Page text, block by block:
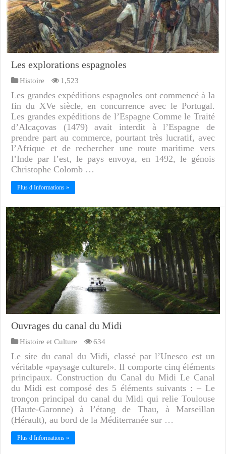
Les explorations espagnoles
Histoire 1,523
Les grandes expéditions espagnoles ont commencé à la
fin du XVe siècle, en concurrence avec le Portugal.
Les grandes expéditions de l’Espagne Comme le Traité
d’Alcaçovas (1479) avait interdit à l’Espagne de
prendre part au commerce, pourtant très lucratif, avec
l’Afrique et de rechercher une route maritime vers
l’Inde par l’est, le pays envoya, en 1492, le génois
Christophe Colomb …
Plus d Informations »
Ouvrages du canal du Midi
Histoire et Culture 634
Le site du canal du Midi, classé par l’Unesco est un
véritable «paysage culturel». Il comporte cinq éléments
principaux. Construction du Canal du Midi Le Canal
du Midi est composé des 5 éléments suivants : – Le
tronçon principal du canal du Midi qui relie Toulouse
(Haute-Garonne) à l’étang de Thau, à Marseillan
(Hérault), au bord de la Méditerranée sur …
Plus d Informations »